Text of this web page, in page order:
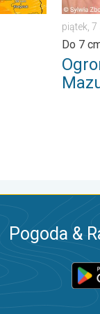
piątek,
Do 7
Pogoda &